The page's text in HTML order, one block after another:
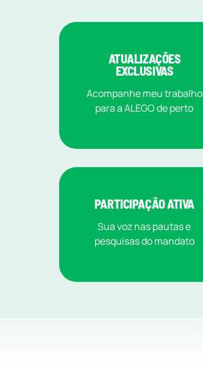
ATUALIZAÇÕES
EXCLUSIVAS
Acompanhe meu trabalho
para a ALEGO de perto
PARTICIPAÇÃO ATIVA
Sua voz nas pautas e
pesquisas do mandato